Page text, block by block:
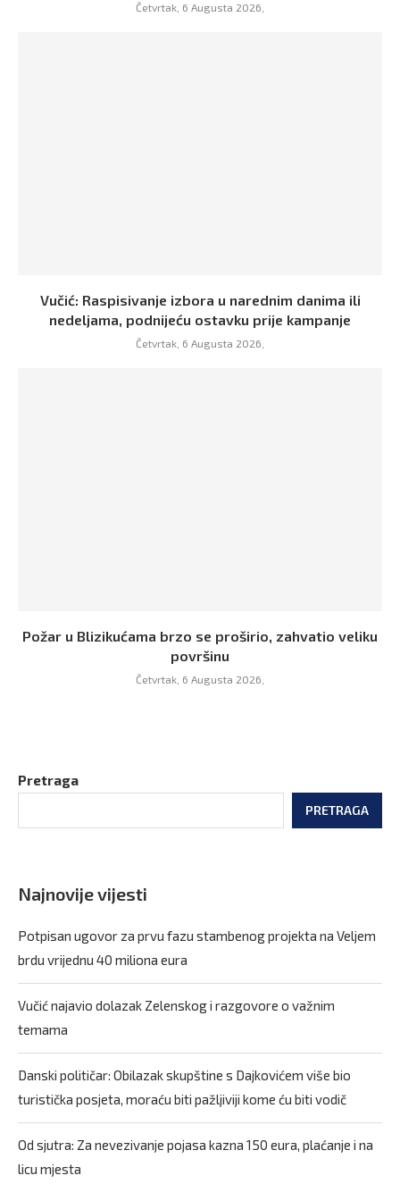
Četvrtak, 6 Augusta 2026,
Vučić: Raspisivanje izbora u narednim danima ili
nedeljama, podnijeću ostavku prije kampanje
Četvrtak, 6 Augusta 2026,
Požar u Blizikućama brzo se proširio, zahvatio veliku
površinu
Četvrtak, 6 Augusta 2026,
Pretraga
PRETRAGA
Najnovije vijesti
Potpisan ugovor za prvu fazu stambenog projekta na Veljem
brdu vrijednu 40 miliona eura
Vučić najavio dolazak Zelenskog i razgovore o važnim
temama
Danski političar: Obilazak skupštine s Dajkovićem više bio
turistička posjeta, moraću biti pažljiviji kome ću biti vodič
Od sjutra: Za nevezivanje pojasa kazna 150 eura, plaćanje i na
licu mjesta